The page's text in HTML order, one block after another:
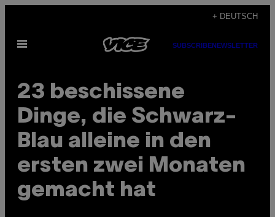
content
+ DEUTSCH
Open
SUBSCRIBENEWSLETTER
23 beschissene
Dinge, die Schwarz-
Blau alleine in den
ersten zwei Monaten
gemacht hat